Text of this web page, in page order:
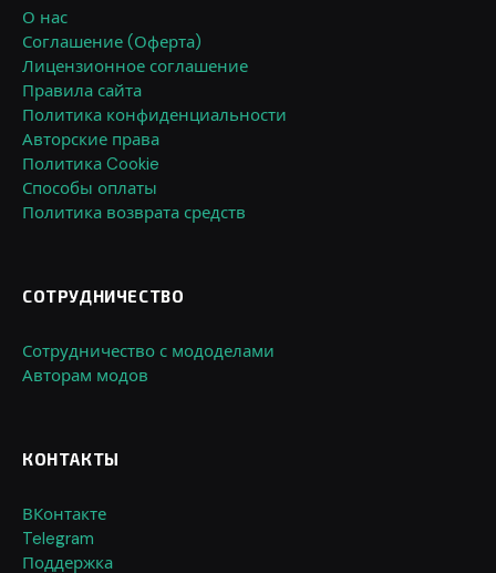
О нас
Соглашение (Оферта)
Лицензионное соглашение
Правила сайта
Политика конфиденциальности
Авторские права
Политика Cookie
Способы оплаты
Политика возврата средств
СОТРУДНИЧЕСТВО
Сотрудничество с мододелами
Авторам модов
КОНТАКТЫ
ВКонтакте
Telegram
Поддержка